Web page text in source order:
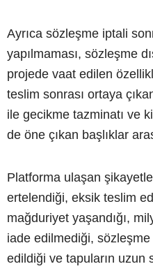
Ayrıca sözleşme iptali
yapılmaması, sözleşme
projede vaat edilen
teslim sonrası ortaya
ile gecikme tazminatı ve
de öne çıkan başlıklar
Platforma ulaşan
ertelendiği, eksik teslim
mağduriyet yaşandığı,
iade edilmediği, sözleşme
edildiği ve tapuların uzun